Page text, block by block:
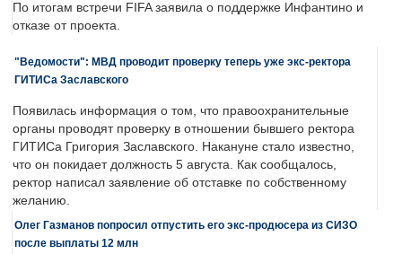
По итогам встречи FIFA заявила о поддержке Инфантино и
отказе от проекта.
"Ведомости": МВД проводит проверку теперь уже экс-ректора
ГИТИСа Заславского
Появилась информация о том, что правоохранительные
органы проводят проверку в отношении бывшего ректора
ГИТИСа Григория Заславского. Накануне стало известно,
что он покидает должность 5 августа. Как сообщалось,
ректор написал заявление об отставке по собственному
желанию.
Олег Газманов попросил отпустить его экс-продюсера из СИЗО
после выплаты 12 млн